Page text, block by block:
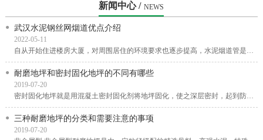
新闻中心 / NEWS
武汉水泥钢丝网烟道优点介绍
2022-05-11
自从开始住进楼房大厦，对周围居住的环境要求也逐步提高，水泥烟道管是一种安装在室内的...
耐磨地坪和密封固化地坪的不同有哪些
2019-07-20
密封固化地坪就是用混凝土密封固化剂将地坪固化，使之深层密封，起到防渗漏、防风化、防...
三种耐磨地坪的分类和需要注意的事项
2019-07-20